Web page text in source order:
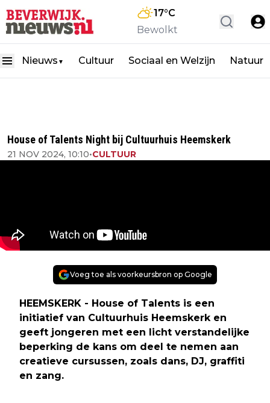
17°C
Bewolkt
Nieuws ▼ Cultuur Sociaal en Welzijn Natuur
House of Talents Night bij Cultuurhuis Heemskerk
21 NOV 2024, 10:10•CULTUUR
Voeg toe als voorkeursbron op Google
HEEMSKERK - House of Talents is een
initiatief van Cultuurhuis Heemskerk en
geeft jongeren met een licht verstandelijke
beperking de kans om deel te nemen aan
creatieve cursussen, zoals dans, DJ, graffiti
en zang.